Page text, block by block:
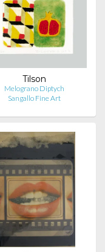
Tilson
Melograno Diptych
Sangallo Fine Art